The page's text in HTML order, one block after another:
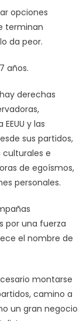
opciones
terminan
da peor.
años.
derechas
y las
sus partidos,
culturales e
de egoísmos,
personales.
por una fuerza
el nombre de
montarse
camino a
un gran negocio